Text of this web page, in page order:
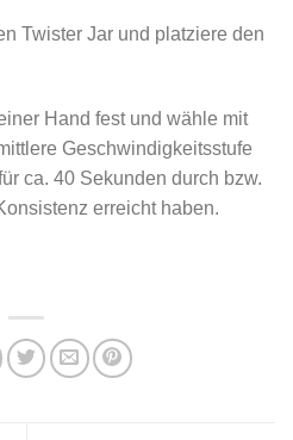
Twister Jar und platziere den
Hand fest und wähle mit
Geschwindigkeitsstufe
ca. 40 Sekunden durch bzw.
erreicht haben.